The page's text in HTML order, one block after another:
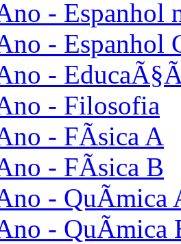
- Espanhol
-
-
- Filosofia
- FÃ­sica A
- FÃ­sica B
- QuÃ­mica
- QuÃ­mica